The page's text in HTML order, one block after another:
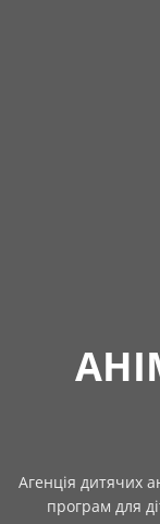
Агенція дитячих
програм для